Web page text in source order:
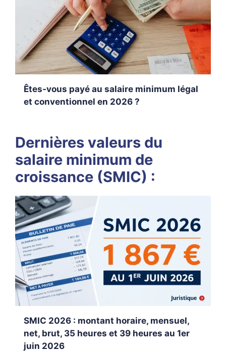
Êtes-vous payé au salaire minimum légal
et conventionnel en 2026 ?
Dernières valeurs du
salaire minimum de
croissance (SMIC) :
SMIC 2026 : montant horaire, mensuel,
net, brut, 35 heures et 39 heures au 1er
juin 2026